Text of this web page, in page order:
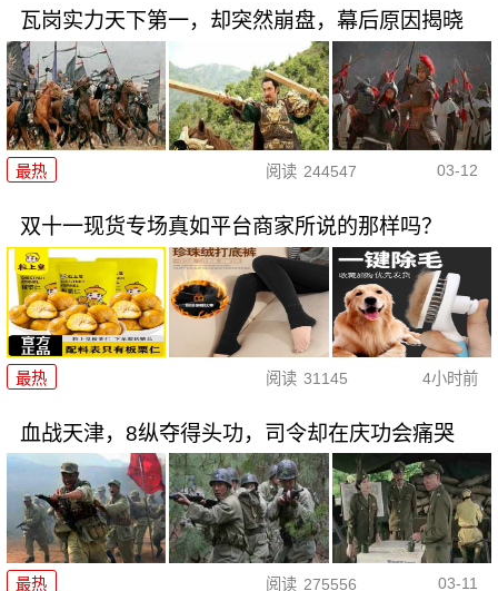
瓦岗实力天下第一，却突然崩盘，幕后原因揭晓
最热 阅读 244547 03-12
双十一现货专场真如平台商家所说的那样吗？
最热 阅读 31145 4小时前
血战天津，8纵夺得头功，司令却在庆功会痛哭
最热 阅读 275556 03-11